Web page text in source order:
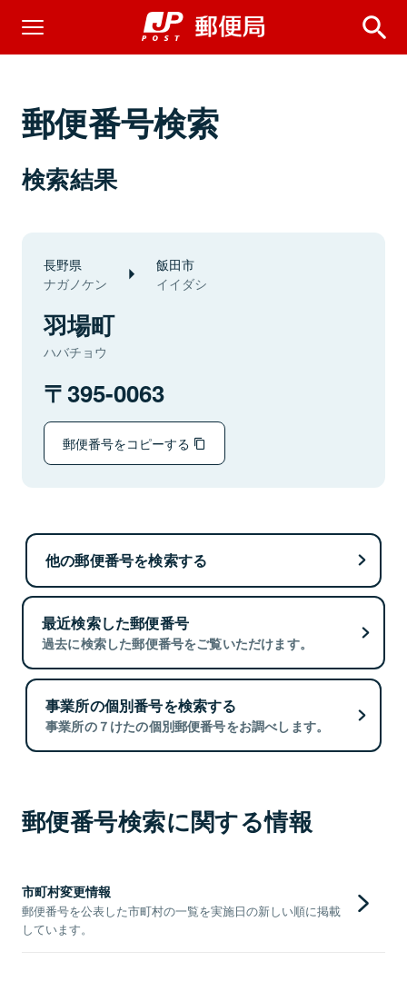
郵便番号検索
検索結果
長野県
ナガノケン
飯田市
イイダシ
羽場町
ハバチョウ
395-0063
郵便番号をコピーする
他の郵便番号を検索する
最近検索した郵便番号
過去に検索した郵便番号をご覧いただけます。
事業所の個別番号を検索する
事業所の７けたの個別郵便番号をお調べします。
郵便番号検索に関する情報
市町村変更情報
郵便番号を公表した市町村の一覧を実施日の新しい順に掲載
しています。